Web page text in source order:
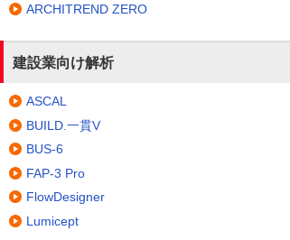
ARCHITREND ZERO
建設業向け解析
ASCAL
BUILD.一貫V
BUS-6
FAP-3 Pro
FlowDesigner
Lumicept